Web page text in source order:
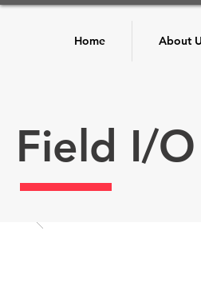
Home About
Field I/